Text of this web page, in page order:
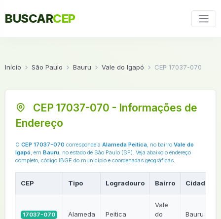
BUSCARCEP
Início São Paulo Bauru Vale do Igapó CEP 17037-070
CEP 17037-070 - Informações de
Endereço
O CEP 17037-070 corresponde a Alameda Peitica, no bairro Vale do
Igapó, em Bauru, no estado de São Paulo (SP). Veja abaixo o endereço
completo, código IBGE do município e coordenadas geográficas.
CEP Tipo Logradouro Bairro Cidade
17037-070 Alameda Peitica
Vale
do
Bauru